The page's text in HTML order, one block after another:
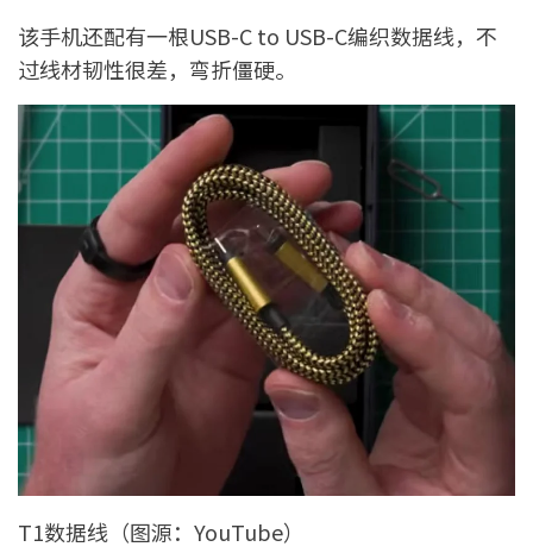
该手机还配有一根USB-C to USB-C编织数据线，不
过线材韧性很差，弯折僵硬。
T1数据线（图源：YouTube）